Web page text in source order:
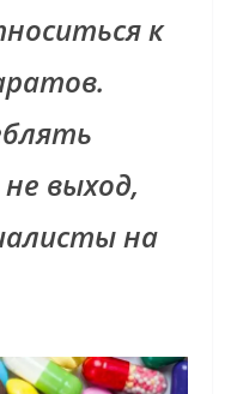
к
выход,
на